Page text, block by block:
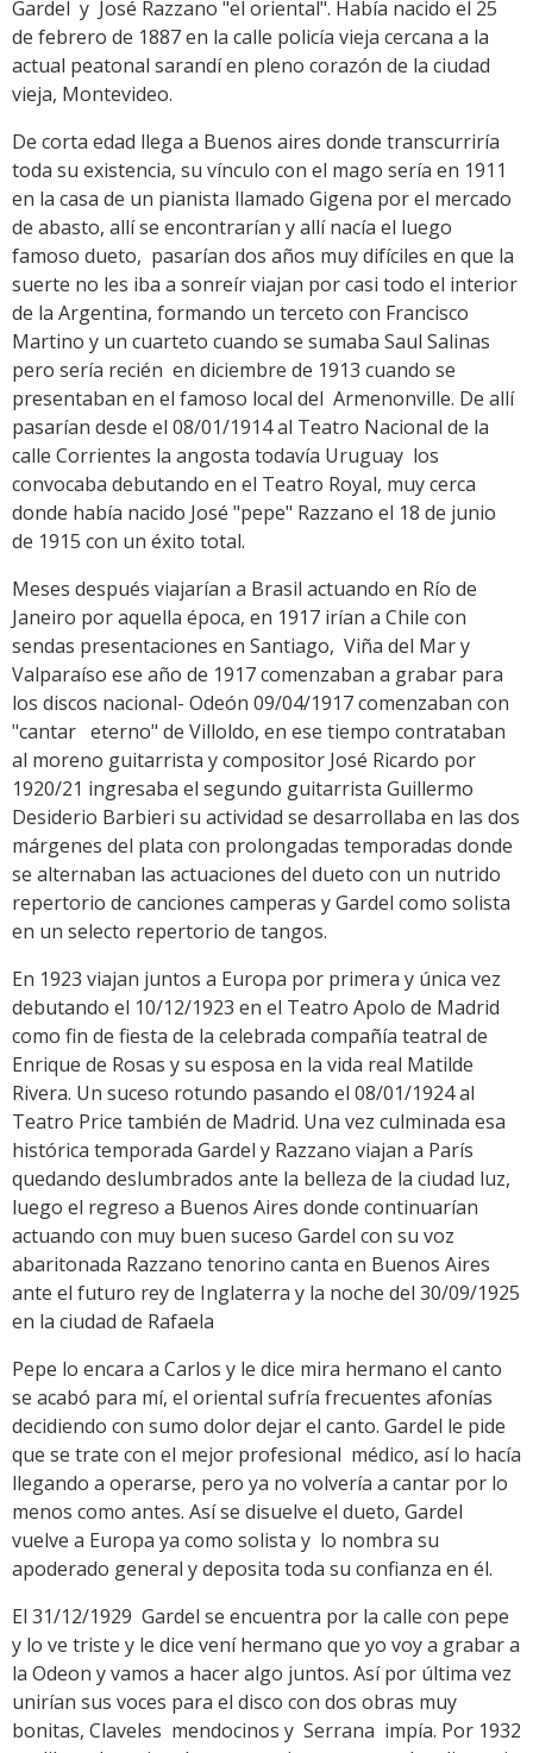
Gardel y José Razzano "el oriental". Había nacido el 25
de febrero de 1887 en la calle policía vieja cercana a la
actual peatonal sarandí en pleno corazón de la ciudad
vieja, Montevideo.
De corta edad llega a Buenos aires donde transcurriría
toda su existencia, su vínculo con el mago sería en 1911
en la casa de un pianista llamado Gigena por el mercado
de abasto, allí se encontrarían y allí nacía el luego
famoso dueto, pasarían dos años muy difíciles en que la
suerte no les iba a sonreír viajan por casi todo el interior
de la Argentina, formando un terceto con Francisco
Martino y un cuarteto cuando se sumaba Saul Salinas
pero sería recién en diciembre de 1913 cuando se
presentaban en el famoso local del Armenonville. De allí
pasarían desde el 08/01/1914 al Teatro Nacional de la
calle Corrientes la angosta todavía Uruguay los
convocaba debutando en el Teatro Royal, muy cerca
donde había nacido José "pepe" Razzano el 18 de junio
de 1915 con un éxito total.
Meses después viajarían a Brasil actuando en Río de
Janeiro por aquella época, en 1917 irían a Chile con
sendas presentaciones en Santiago, Viña del Mar y
Valparaíso ese año de 1917 comenzaban a grabar para
los discos nacional- Odeón 09/04/1917 comenzaban con
"cantar eterno" de Villoldo, en ese tiempo contrataban
al moreno guitarrista y compositor José Ricardo por
1920/21 ingresaba el segundo guitarrista Guillermo
Desiderio Barbieri su actividad se desarrollaba en las dos
márgenes del plata con prolongadas temporadas donde
se alternaban las actuaciones del dueto con un nutrido
repertorio de canciones camperas y Gardel como solista
en un selecto repertorio de tangos.
En 1923 viajan juntos a Europa por primera y única vez
debutando el 10/12/1923 en el Teatro Apolo de Madrid
como fin de fiesta de la celebrada compañía teatral de
Enrique de Rosas y su esposa en la vida real Matilde
Rivera. Un suceso rotundo pasando el 08/01/1924 al
Teatro Price también de Madrid. Una vez culminada esa
histórica temporada Gardel y Razzano viajan a París
quedando deslumbrados ante la belleza de la ciudad luz,
luego el regreso a Buenos Aires donde continuarían
actuando con muy buen suceso Gardel con su voz
abaritonada Razzano tenorino canta en Buenos Aires
ante el futuro rey de Inglaterra y la noche del 30/09/1925
en la ciudad de Rafaela
Pepe lo encara a Carlos y le dice mira hermano el canto
se acabó para mí, el oriental sufría frecuentes afonías
decidiendo con sumo dolor dejar el canto. Gardel le pide
que se trate con el mejor profesional médico, así lo hacía
llegando a operarse, pero ya no volvería a cantar por lo
menos como antes. Así se disuelve el dueto, Gardel
vuelve a Europa ya como solista y lo nombra su
apoderado general y deposita toda su confianza en él.
El 31/12/1929 Gardel se encuentra por la calle con pepe
y lo ve triste y le dice vení hermano que yo voy a grabar a
la Odeon y vamos a hacer algo juntos. Así por última vez
unirían sus voces para el disco con dos obras muy
bonitas, Claveles mendocinos y Serrana impía. Por 1932